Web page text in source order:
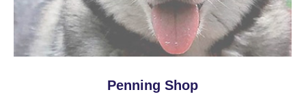
Penning Shop